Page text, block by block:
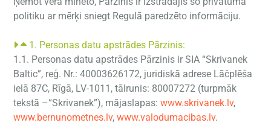
politiku ar mērķi sniegt Regulā paredzēto informāciju.
1. Personas datu apstrādes Pārzinis:
1.1. Personas datu apstrādes Pārzinis ir SIA “Skrivanek
Baltic”, reģ. Nr.: 40003626172, juridiskā adrese Lāčplēša
ielā 87C, Rīgā, LV-1011, tālrunis: 80007272 (turpmāk
tekstā –“Skrivanek”), mājaslapas:www.skrivanek.lv,
www.bernunometnes.lv,www.valodumacibas.lv.